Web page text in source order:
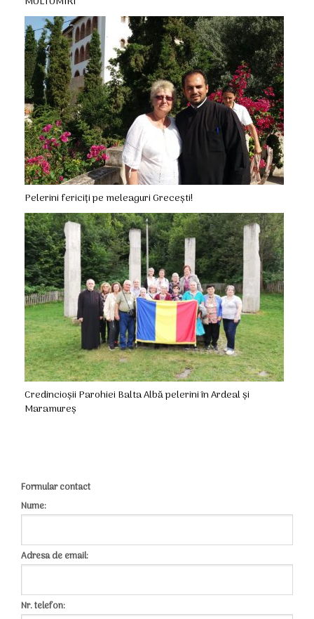
Pelerini fericiți pe meleaguri Grecești!
Credincioșii Parohiei Balta Albă pelerini în Ardeal și
Maramureș
Formular contact
Nume:
Adresa de email:
Nr. telefon: